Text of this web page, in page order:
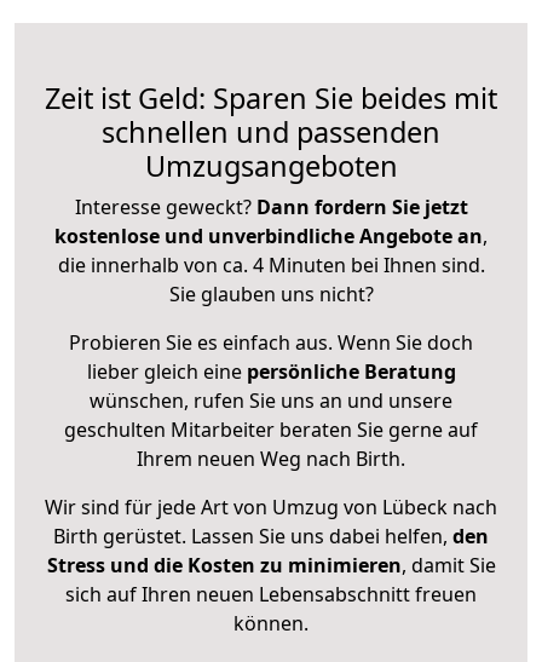
Zeit ist Geld: Sparen Sie beides mit
schnellen und passenden
Umzugsangeboten
Interesse geweckt? Dann fordern Sie jetzt
kostenlose und unverbindliche Angebote an,
die innerhalb von ca. 4 Minuten bei Ihnen sind.
Sie glauben uns nicht?
Probieren Sie es einfach aus. Wenn Sie doch
lieber gleich eine persönliche Beratung
wünschen, rufen Sie uns an und unsere
geschulten Mitarbeiter beraten Sie gerne auf
Ihrem neuen Weg nach Birth.
Wir sind für jede Art von Umzug von Lübeck nach
Birth gerüstet. Lassen Sie uns dabei helfen, den
Stress und die Kosten zu minimieren, damit Sie
sich auf Ihren neuen Lebensabschnitt freuen
können.